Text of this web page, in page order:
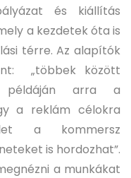
és kiállítás
a kezdetek óta is
térre. Az alapítók
„többek között
arra a
a reklám célokra
a kommersz
is hordozhat”.
a munkákat